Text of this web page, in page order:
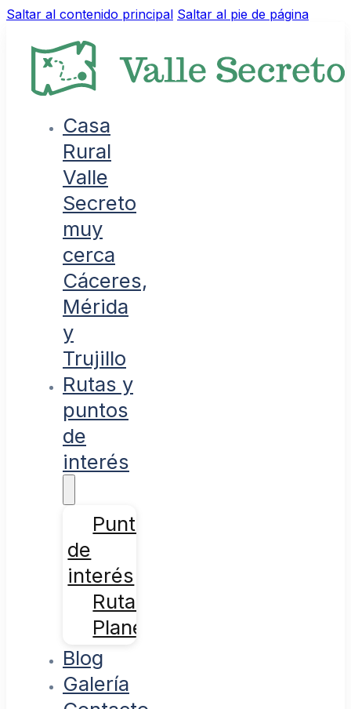
Saltar al contenido principal Saltar al pie de página
Casa
Rural
Valle
Secreto
muy
cerca
Cáceres,
Mérida
y
Trujillo
Rutas y
puntos
de
interés
Puntos
de
interés
Rutas
Planes
Blog
Galería